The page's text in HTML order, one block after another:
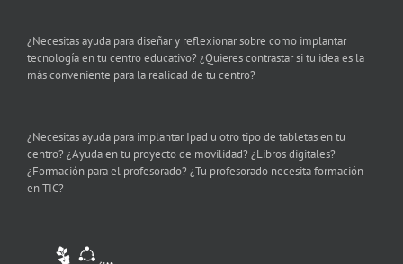
¿Necesitas ayuda para diseñar y reflexionar sobre como implantar
tecnología en tu centro educativo? ¿Quieres contrastar si tu idea es la
más conveniente para la realidad de tu centro?
¿Necesitas ayuda para implantar Ipad u otro tipo de tabletas en tu
centro? ¿Ayuda en tu proyecto de movilidad? ¿Libros digitales?
¿Formación para el profesorado? ¿Tu profesorado necesita formación
en TIC?